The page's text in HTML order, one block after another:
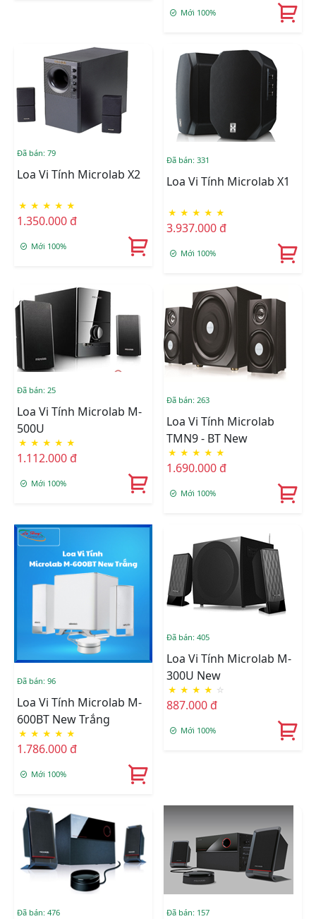
Mới 100%
Đã bán: 79
Loa Vi Tính Microlab X2
★ ★ ★ ★ ★
1.350.000 đ
Mới 100%
Đã bán: 331
Loa Vi Tính Microlab X1
★ ★ ★ ★ ★
3.937.000 đ
Mới 100%
Đã bán: 25
Loa Vi Tính Microlab M-
500U
★ ★ ★ ★ ★
1.112.000 đ
Mới 100%
Đã bán: 263
Loa Vi Tính Microlab
TMN9 - BT New
★ ★ ★ ★ ★
1.690.000 đ
Mới 100%
Đã bán: 96
Loa Vi Tính Microlab M-
600BT New Trắng
★ ★ ★ ★ ★
1.786.000 đ
Mới 100%
Đã bán: 405
Loa Vi Tính Microlab M-
300U New
★ ★ ★ ★ ☆
887.000 đ
Mới 100%
Đã bán: 476 Đã bán: 157